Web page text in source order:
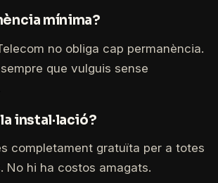
mínima?
no obliga cap permanència.
que vulguis sense
instal·lació?
completament gratuïta per a totes
No hi ha costos amagats.